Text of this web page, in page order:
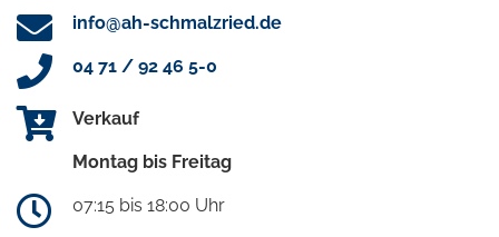
info@ah-schmalzried.de
04 71 / 92 46 5-0
Verkauf
Montag bis Freitag
07:15 bis 18:00 Uhr